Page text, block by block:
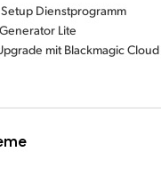
Dienstprogramm
Lite
mit Blackmagic